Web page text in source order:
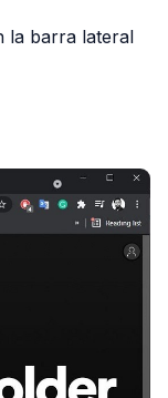
la barra lateral